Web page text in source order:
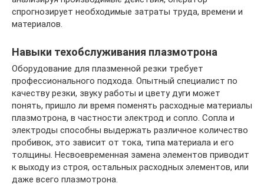
спрогнозирует необходимые затраты труда, времени и
материалов.
Навыки техобслуживания плазмотрона
Оборудование для плазменной резки требует
профессионального подхода. Опытный специалист по
качеству резки, звуку работы и цвету дуги может
понять, пришло ли время поменять расходные материалы
плазмотрона, в частности электрод и сопло. Сопла и
электроды способны выдержать различное количество
пробивок, это зависит от тока, типа материала и его
толщины. Несвоевременная замена элементов приводит
к выходу из строя, остальных расходных элементов, или
даже всего плазмотрона.